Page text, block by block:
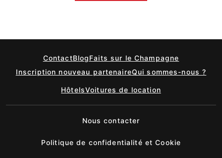
ContactBlogFaits sur le Champagne
Inscription nouveau partenaireQui sommes-nous ?
HôtelsVoitures de location
Nous contacter
Politique de confidentialité et Cookie